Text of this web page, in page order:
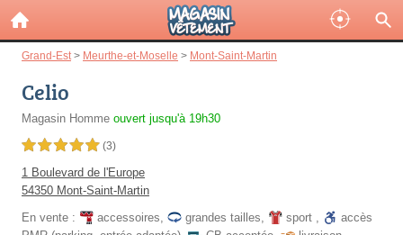
Grand-Est > Meurthe-et-Moselle > Mont-Saint-Martin
Celio
Magasin Homme ouvert jusqu'à 19h30
5,0 étoiles sur 5 (3)
1 Boulevard de l'Europe
54350 Mont-Saint-Martin
En vente :
accessoires, grandes tailles, sport ,
accès